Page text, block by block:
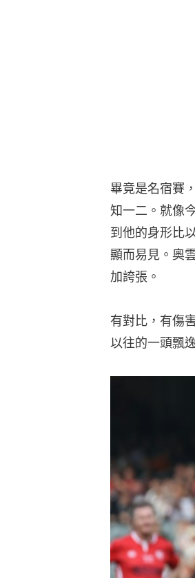
畢竟是名宿賽
知一二。就像
到他的身形比
顯而易見。奧
加誇張。
有對比，有傷
以往的一頭飄